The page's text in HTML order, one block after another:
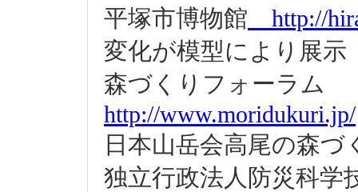
平塚市博物館 http://
変化が模型により展示
森づくりフォーラム
http://www.moridukuri.jp/
日本山岳会高尾の森づ
独立行政法人防災科